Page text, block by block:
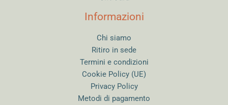
Informazioni
Chi siamo
Ritiro in sede
Termini e condizioni
Cookie Policy (UE)
Privacy Policy
Metodi di pagamento